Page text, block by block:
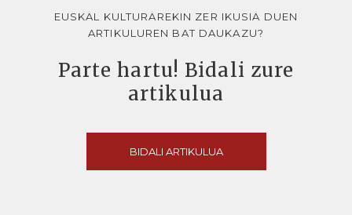
EUSKAL KULTURAREKIN ZER IKUSIA DUEN
ARTIKULUREN BAT DAUKAZU?
Parte hartu! Bidali zure
artikulua
BIDALI ARTIKULUA